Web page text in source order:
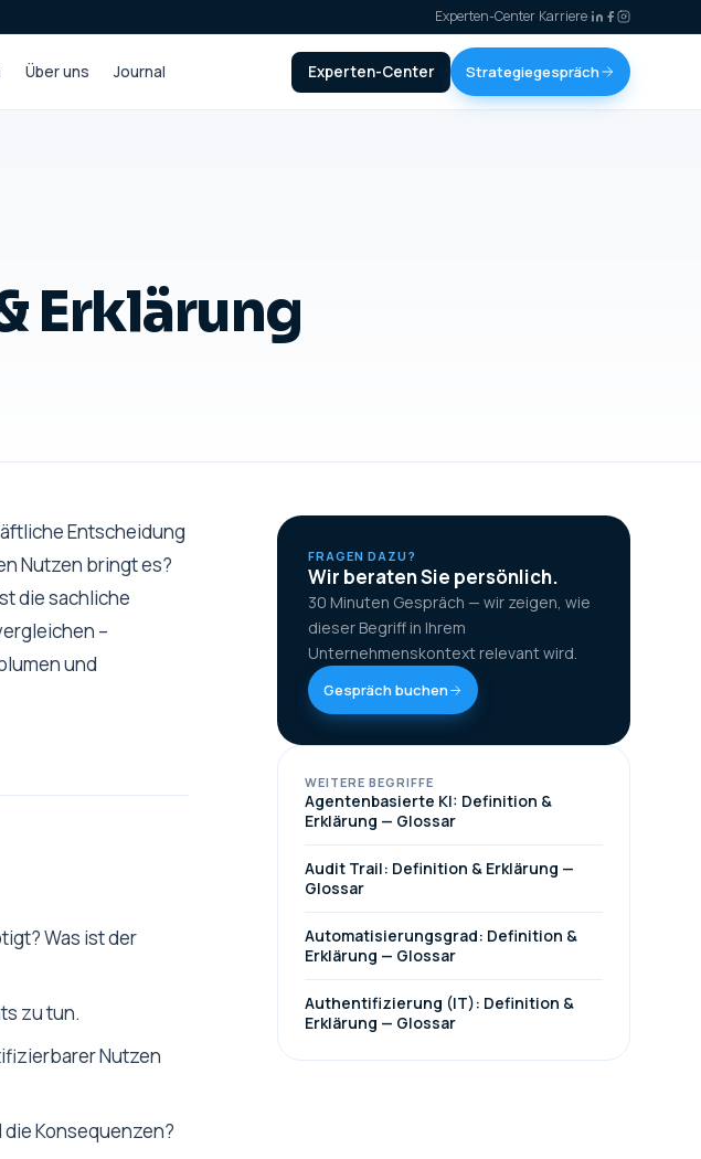
Experten-Center·Karriere·
Über uns Journal Experten-Center Strategiegespräch
Erklärung
Entscheidung
Nutzen bringt es?
die sachliche
–
und
Was ist der
zu tun.
Nutzen
Konsequenzen?
FRAGEN DAZU?
Wir beraten Sie persönlich.
30 Minuten Gespräch — wir zeigen, wie
dieser Begriff in Ihrem
Unternehmenskontext relevant wird.
Gespräch buchen
WEITERE BEGRIFFE
Agentenbasierte KI: Definition &
Erklärung — Glossar
Audit Trail: Definition & Erklärung —
Glossar
Automatisierungsgrad: Definition &
Erklärung — Glossar
Authentifizierung (IT): Definition &
Erklärung — Glossar